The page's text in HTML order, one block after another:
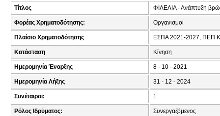
Τίτλος ΦΙΛΕΛΙΑ - Ανάπτυξη
Φορέας Χρηματοδότησης: Οργανισμοί
Πλαίσιο Χρηματοδότησης ΕΣΠΑ 2021-2027, ΠΕΠ
Κατάσταση Κίνηση
Ημερομηνία Έναρξης 8 - 10 - 2021
Ημερομηνία Λήξης 31 - 12 - 2024
Συνέταιροι: 1
Ρόλος Ιδρύματος: Συνεργαζόμενος